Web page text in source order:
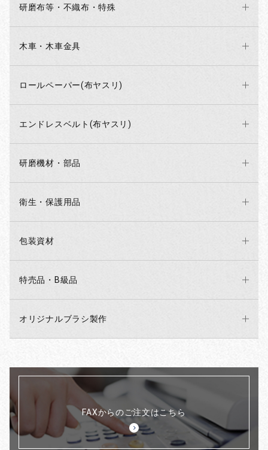
研磨布等・不織布・特殊
木車・木車金具
ロールペーパー(布ヤスリ)
エンドレスベルト(布ヤスリ)
研磨機材・部品
衛生・保護用品
包装資材
特売品・B級品
オリジナルブラシ製作
FAXからのご注文はこちら
弊社も元気に営業しておりますので是非お立ち寄りください！
2025/07/16
※8月お盆休みのお知らせ
【8月14，15，16，17日】が本社はお休みになります。
何卒ご了承くださいませ。
また、8月12日午前中までにいただいた
・午前中までにお振込みいただいたご注文分
尚、直営店は通常営業の予定です。
7/16 神奈川県 2店舗お休みのお知らせ
いつもご利用いただきありがとうございます。
ご不便おかけします、よろしくお願いします。
尚、伝法院通り店、新仲見世通り店、かっぱ橋道具街店は通常営
業です。
2025/07/03